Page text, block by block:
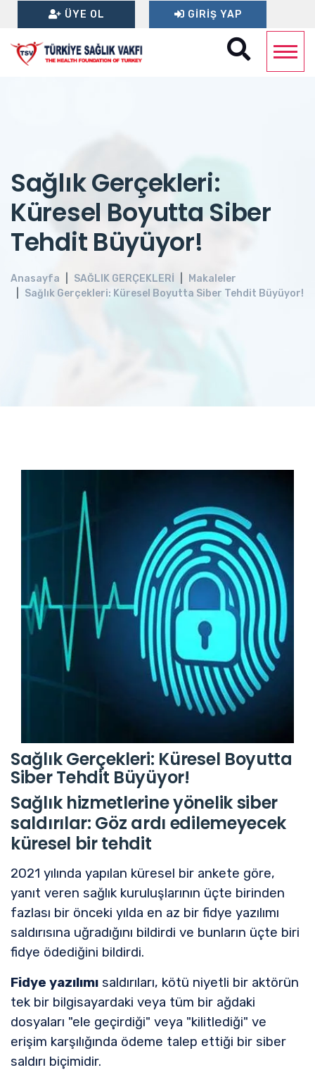
ÜYE OL GIRIŞ YAP
Sağlık Gerçekleri:
Küresel Boyutta Siber
Tehdit Büyüyor!
Anasayfa SAĞLIK GERÇEKLERİ
Makaleler
Sağlık Gerçekleri: Küresel Boyutta Siber Tehdit Büyüyor!
Sağlık Gerçekleri: Küresel Boyutta
Siber Tehdit Büyüyor!
Sağlık hizmetlerine yönelik siber
saldırılar: Göz ardı edilemeyecek
küresel bir tehdit
2021 yılında yapılan küresel bir ankete göre,
yanıt veren sağlık kuruluşlarının üçte birinden
fazlası bir önceki yılda en az bir fidye yazılımı
saldırısına uğradığını bildirdi ve bunların üçte biri
fidye ödediğini bildirdi.
Fidye yazılımı saldırıları, kötü niyetli bir aktörün
tek bir bilgisayardaki veya tüm bir ağdaki
dosyaları "ele geçirdiği" veya "kilitlediği" ve
erişim karşılığında ödeme talep ettiği bir siber
saldırı biçimidir.